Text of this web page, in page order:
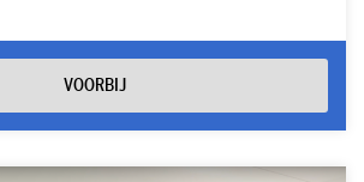
VOORBIJ